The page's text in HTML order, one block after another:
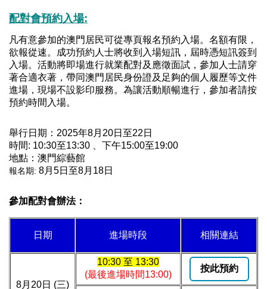
配對會預約入場:
凡有意參加的澳門居民可從專頁報名預約入場。名額有限，
欲報從速。 成功預約人士將收到入場短訊，屆時憑短訊簽到
入場。 活動將即場進行就業配對及應徵面試，參加人士請穿
著合適衣著，帶同澳門居民身份證及足夠的個人履歷等文件
進場，現場不設影印服務。為讓活動順暢進行，參加者請按
預約時間入場。
舉行日期：2025年8月20日至22日
時間: 10:30至13:30 、下午15:00至19:00
地點： 澳門綜藝館
報名期: 8月5日至8月18日
參加配對會辦法：
日期 進場時段 相關連結
8月20日 (三)
10:30 至 13:30
(最後進場時間13:00)
按此預約